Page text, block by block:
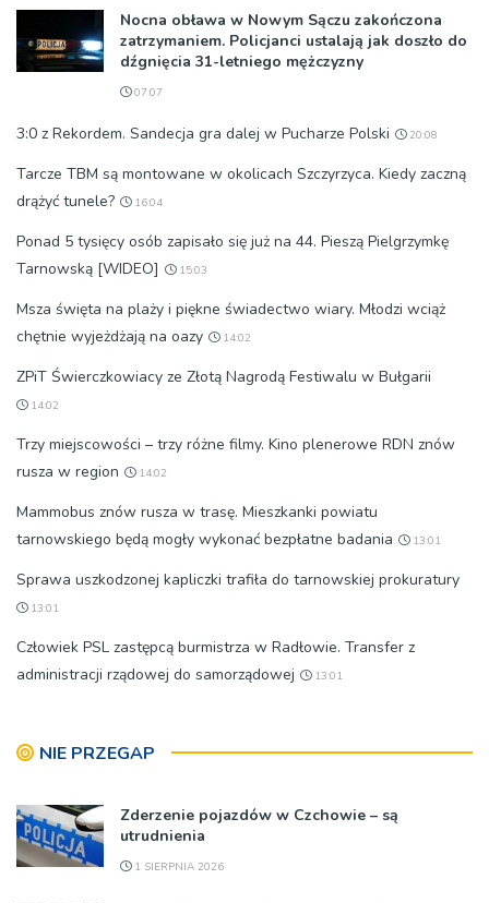
Nocna obława w Nowym Sączu zakończona
zatrzymaniem. Policjanci ustalają jak doszło do
dźgnięcia 31-letniego mężczyzny
07:07
3:0 z Rekordem. Sandecja gra dalej w Pucharze Polski 20:08
Tarcze TBM są montowane w okolicach Szczyrzyca. Kiedy zaczną
drążyć tunele?
16:04
Ponad 5 tysięcy osób zapisało się już na 44. Pieszą Pielgrzymkę
Tarnowską [WIDEO]
15:03
Msza święta na plaży i piękne świadectwo wiary. Młodzi wciąż
chętnie wyjeżdżają na oazy
14:02
ZPiT Świerczkowiacy ze Złotą Nagrodą Festiwalu w Bułgarii
14:02
Trzy miejscowości – trzy różne filmy. Kino plenerowe RDN znów
rusza w region
14:02
Mammobus znów rusza w trasę. Mieszkanki powiatu
tarnowskiego będą mogły wykonać bezpłatne badania
13:01
Sprawa uszkodzonej kapliczki trafiła do tarnowskiej prokuratury
13:01
Człowiek PSL zastępcą burmistrza w Radłowie. Transfer z
administracji rządowej do samorządowej
13:01
NIE PRZEGAP
Zderzenie pojazdów w Czchowie – są
utrudnienia
1 SIERPNIA 2026